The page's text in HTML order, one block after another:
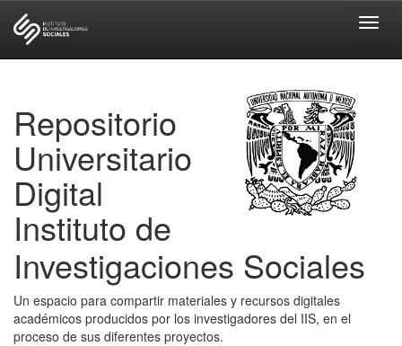
Repositorio
Universitario
Digital
Instituto de
Investigaciones Sociales
Un espacio para compartir materiales y recursos digitales
académicos producidos por los investigadores del IIS, en el
proceso de sus diferentes proyectos.